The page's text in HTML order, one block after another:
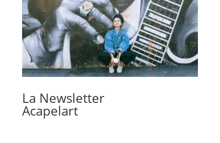
La Newsletter
Acapelart